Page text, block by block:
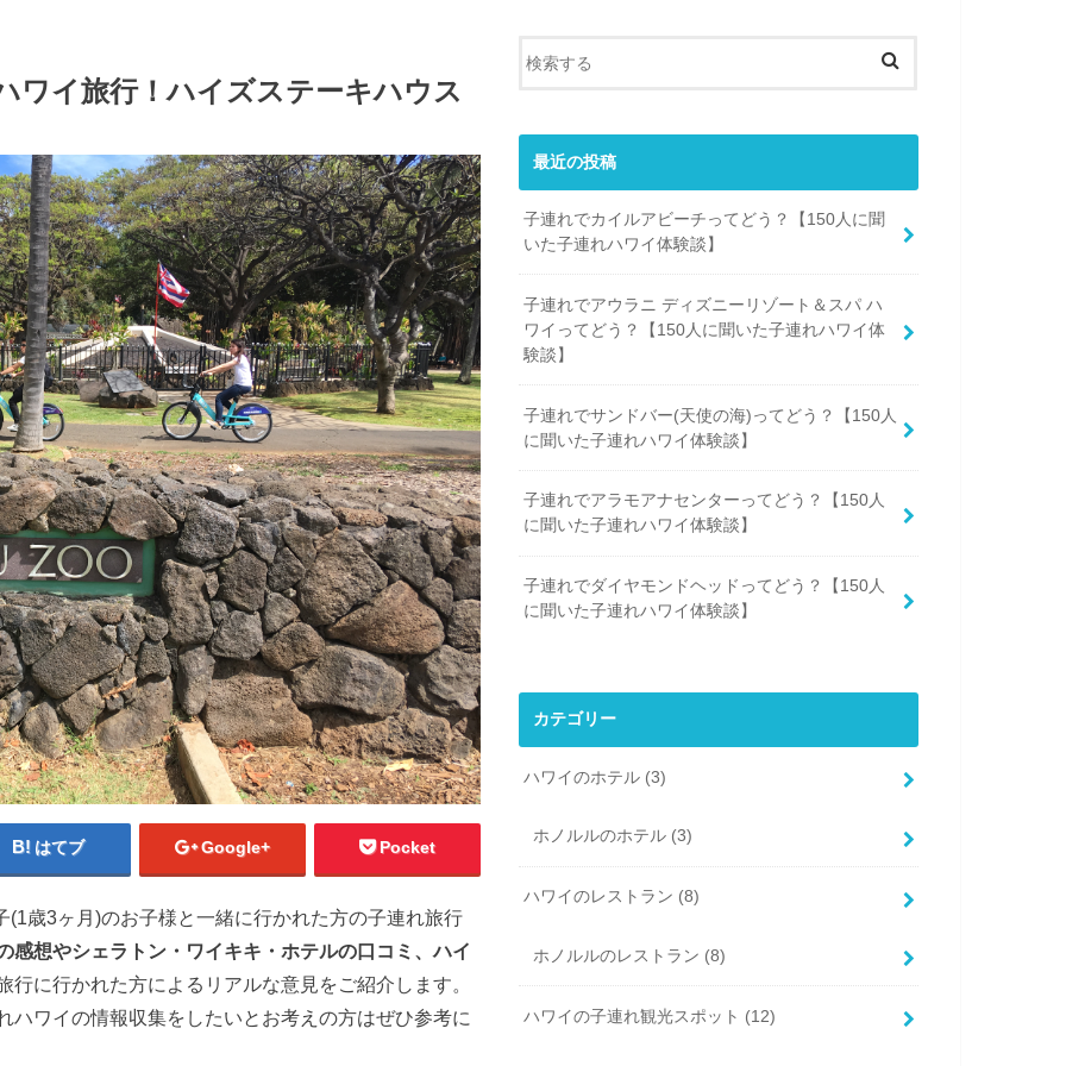
ワイ旅行！ハイズステーキハウス
はてブ Google+ Pocket
歳3ヶ月)のお子様と一緒に行かれた方の子連れ旅行
感想やシェラトン・ワイキキ・ホテルの口コミ、ハイ
行に行かれた方によるリアルな意見をご紹介します。
ハワイの情報収集をしたいとお考えの方はぜひ参考に
最近の投稿
子連れでカイルアビーチってどう？【150人に聞
いた子連れハワイ体験談】
子連れでアウラニ ディズニーリゾート＆スパ ハ
ワイってどう？【150人に聞いた子連れハワイ体
験談】
子連れでサンドバー(天使の海)ってどう？【150人
に聞いた子連れハワイ体験談】
子連れでアラモアナセンターってどう？【150人
に聞いた子連れハワイ体験談】
子連れでダイヤモンドヘッドってどう？【150人
に聞いた子連れハワイ体験談】
カテゴリー
ハワイのホテル (3)
ホノルルのホテル (3)
ハワイのレストラン (8)
ホノルルのレストラン (8)
ハワイの子連れ観光スポット (12)